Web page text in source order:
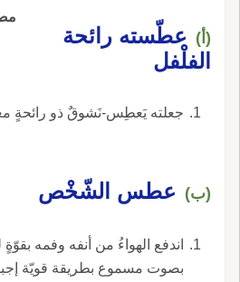
(أ) عطّسته رائحة
الفلْفل
جعلته يَعطِس-نَشوقٌ ذو رائحةٍ
(ب) عطس الشّخْص
اندفع الهواءُ من أنفه وفمه
بصوت مسموع بطريقة قويّة